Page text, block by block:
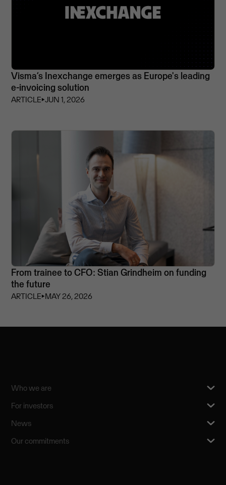
Visma’s Inexchange emerges as Europe's leading
e-invoicing solution
ARTICLE⏵JUN 1, 2026
From trainee to CFO: Stian Grindheim on funding
the future
ARTICLE⏵MAY 26, 2026
Who we are
For investors
News
Our commitments